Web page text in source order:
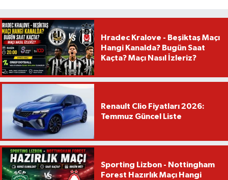
Hradec Kralove - Beşiktaş Maçı
Hangi Kanalda? Bugün Saat
Kaçta? Maçı Nasıl İzleriz?
Renault Clio Fiyatları 2026:
Temmuz Güncel Liste
Sporting Lizbon - Nottingham
Forest Hazırlık Maçı Hangi